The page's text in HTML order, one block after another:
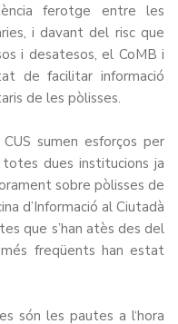
ferotge entre les
i davant del risc que
i desatesos, el CoMB i
de facilitar informació
de les pòlisses.
sumen esforços per
dues institucions ja
sobre pòlisses de
d’Informació al Ciutadà
que s’han atès des del
freqüents han estat
són les pautes a l‘hora